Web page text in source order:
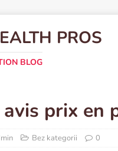
PROS
BLOG
prix en
Bez kategorii 0